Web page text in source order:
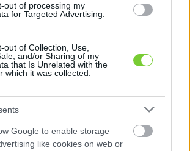
out of processing my
for Targeted Advertising.
out of Collection, Use,
and/or Sharing of my
that Is Unrelated with the
which it was collected.
Google to enable storage
like cookies on web or
ÉS KERTÉSZET REGISZTRÁCIÓ
Bt. növényei